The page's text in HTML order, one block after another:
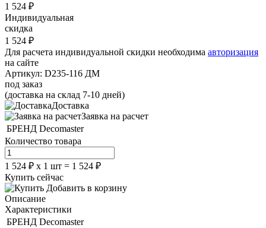
1 524 ₽
Индивидуальная
скидка
1 524 ₽
Для расчета индивидуальной скидки необходима авторизация
на сайте
Артикул: D235-116 ДМ
под заказ
(доставка на склад 7-10 дней)
Доставка
Заявка на расчет
БРЕНД Decomaster
Количество товара
1 524 ₽ х 1 шт = 1 524 ₽
Купить сейчас
Добавить в корзину
Описание
Характеристики
БРЕНД Decomaster